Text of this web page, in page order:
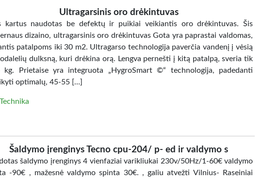
Ultragarsinis oro drėkintuvas
kartus naudotas be defektų ir puikiai veikiantis oro drėkintuvas. Šis
dizaino, ultragarsinis oro drėkintuvas Gota yra paprastai valdomas,
patalpoms iki 30 m2. Ultragarso technologija paverčia vandenį į vėsią
dulksną, kuri drėkina orą. Lengva pernešti į kitą patalpą, sveria tik
kg. Prietaise yra integruota „HygroSmart ©“ technologija, padedanti
optimalų, 45-55 […]
Technika
Šaldymo įrenginys Tecno cpu-204/ p- ed ir valdymo s
šaldymo įrenginys 4 vienfaziai varikliukai 230v/50Hz/1-60€ valdymo
-90€ , mažesnė valdymo spinta 30€. , galiu atvežti Vilnius- Raseiniai